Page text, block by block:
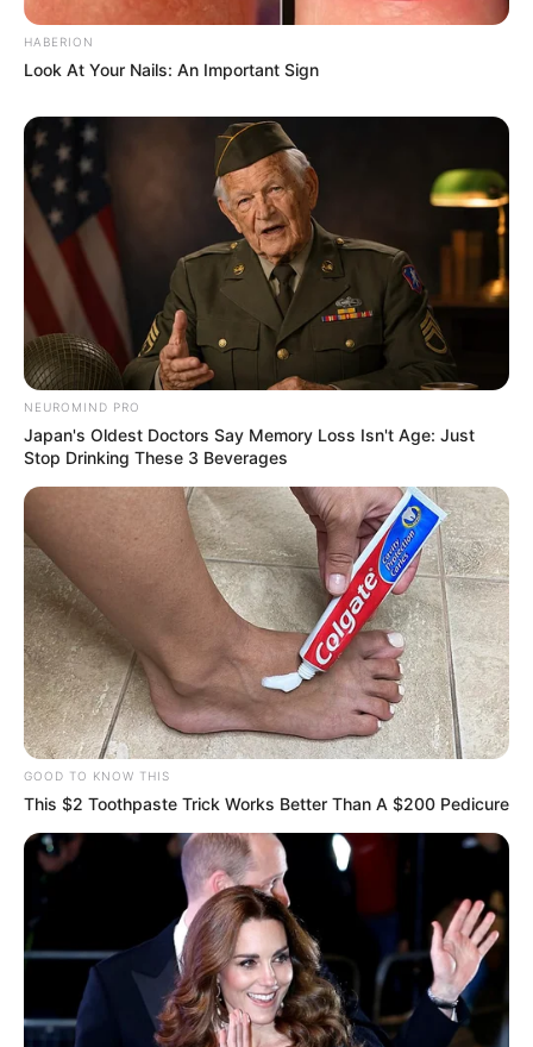
HABERION
Look At Your Nails: An Important Sign
NEUROMIND PRO
Japan's Oldest Doctors Say Memory Loss Isn't Age: Just
Stop Drinking These 3 Beverages
GOOD TO KNOW THIS
This $2 Toothpaste Trick Works Better Than A $200 Pedicure